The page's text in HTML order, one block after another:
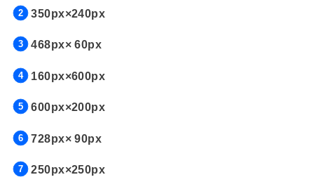
350px×240px
468px× 60px
160px×600px
600px×200px
728px× 90px
250px×250px